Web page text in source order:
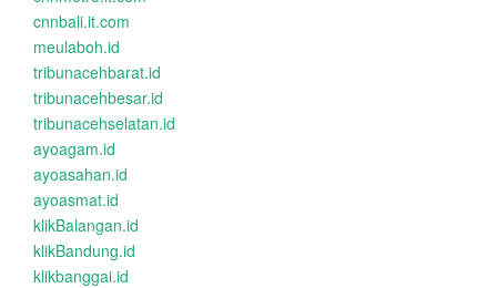
cnnbali.it.com
meulaboh.id
tribunacehbarat.id
tribunacehbesar.id
tribunacehselatan.id
ayoagam.id
ayoasahan.id
ayoasmat.id
klikBalangan.id
klikBandung.id
klikbanggai.id